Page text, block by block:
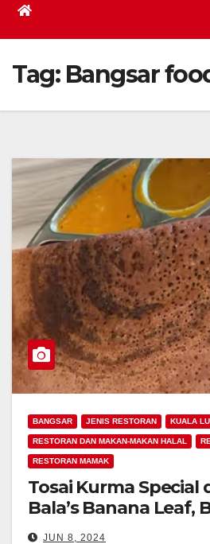
Tag: Bangsar
BANGSAR JENIS RESTORAN KUALA
RESTORAN DAN MAKAN-MAKAN HALAL
RESTORAN MAMAK
Tosai Kurma Special
Bala’s Banana Leaf,
JUN 8, 2024